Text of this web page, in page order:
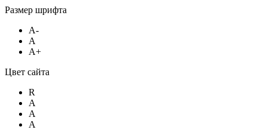
Размер шрифта
A-
A
A+
Цвет сайта
R
A
A
A